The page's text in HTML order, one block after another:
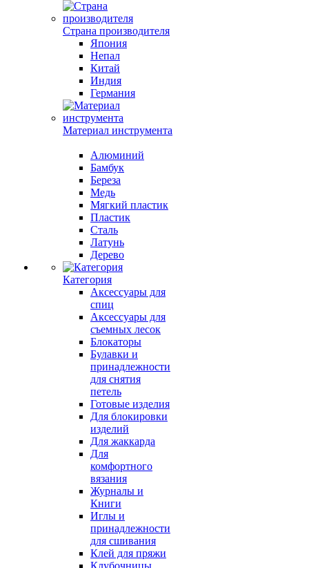
Страна производителя
Япония
Непал
Китай
Индия
Германия
Материал инструмента
Алюминий
Бамбук
Береза
Медь
Мягкий пластик
Пластик
Сталь
Латунь
Дерево
Категория
Аксессуары для
спиц
Аксессуары для
съемных лесок
Блокаторы
Булавки и
принадлежности
для снятия
петель
Готовые изделия
Для блокировки
изделий
Для жаккарда
Для
комфортного
вязания
Журналы и
Книги
Иглы и
принадлежности
для сшивания
Клей для пряжи
Клубочницы